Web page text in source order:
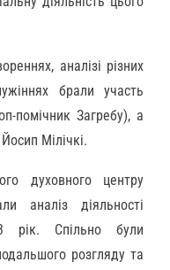
аналізі різних
брали участь
помічник Загребу), а
Мілічкі.
духовного центру
аналіз діяльності
рік. Спільно були
розгляду та